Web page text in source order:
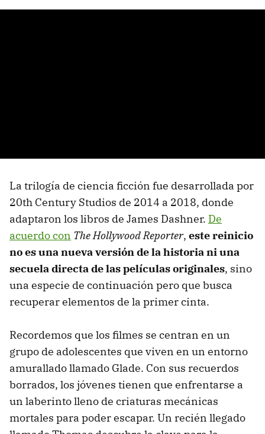
La trilogía de ciencia ficción fue desarrollada por
20th Century Studios de 2014 a 2018, donde
adaptaron los libros de James Dashner. De
acuerdo con The Hollywood Reporter, este reinicio
no es una nueva versión de la historia ni una
secuela directa de las películas originales, sino
una especie de continuación pero que busca
recuperar elementos de la primer cinta.
Recordemos que los filmes se centran en un
grupo de adolescentes que viven en un entorno
amurallado llamado Glade. Con sus recuerdos
borrados, los jóvenes tienen que enfrentarse a
un laberinto lleno de criaturas mecánicas
mortales para poder escapar. Un recién llegado